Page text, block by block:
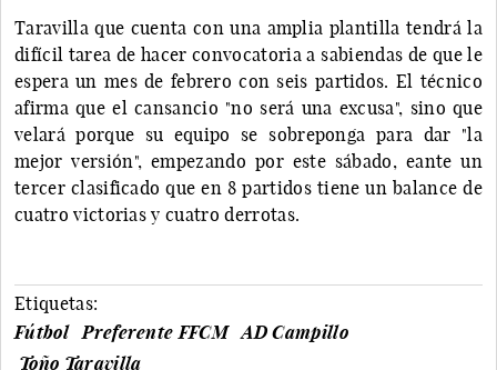
Taravilla que cuenta con una amplia plantilla tendrá la
difícil tarea de hacer convocatoria a sabiendas de que le
espera un mes de febrero con seis partidos. El técnico
afirma que el cansancio "no será una excusa", sino que
velará porque su equipo se sobreponga para dar "la
mejor versión", empezando por este sábado, eante un
tercer clasificado que en 8 partidos tiene un balance de
cuatro victorias y cuatro derrotas.
Etiquetas:
Fútbol
Preferente FFCM
AD Campillo
Toño Taravilla